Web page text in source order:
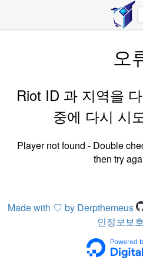
오
Riot ID 과 지역을
중에 다시 시
Player not found - Double
then try
Made with ♡ by Derpthemeus
인정보보